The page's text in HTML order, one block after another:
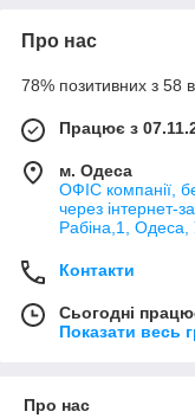
Про нас
78% позитивних з 58
Працює з
м. Одеса
ОФІС компанії,
через інтернет-
Рабіна,1, Одеса,
Контакти
Сьогодні
Показати весь
Про нас